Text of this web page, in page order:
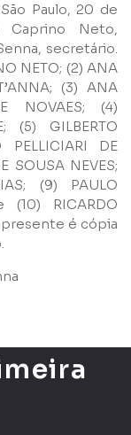
Paulo, 20 de
Caprino Neto,
secretário.
NETO; (2) ANA
(3) ANA
NOVAES; (4)
(5) GILBERTO
PELLICIARI DE
SOUSA NEVES;
(9) PAULO
(10) RICARDO
presente é cópia